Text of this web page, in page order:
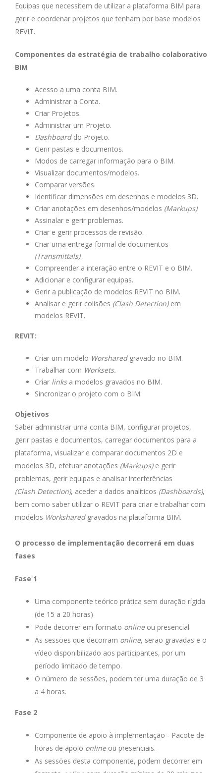
Equipas que necessitem de utilizar a plataforma BIM para
gerir e coordenar projetos que tenham por base modelos
REVIT.
Componentes da estratégia de trabalho colaborativo
BIM
Acesso a uma conta BIM.
Administrar a Conta.
Criar Projetos.
Administrar um Projeto.
Dashboarddo Projeto.
Gerir pastas e documentos.
Modos de carregar informação para o BIM.
Visualizar documentos/modelos.
Comparar versões.
Identificar dimensões em desenhos e modelos 3D.
Criar anotações em desenhos/modelos (Markups).
Assinalar e gerir problemas.
Criar e gerir processos de revisão.
Criar uma entrega formal de documentos
(Transmittals).
Compreender a interação entre o REVIT e o BIM.
Adicionar e configurar equipas.
Gerir a publicação de modelos REVIT no BIM.
Analisar e gerir colisões (Clash Detection)em
modelos REVIT.
REVIT:
Criar um modelo Worsharedgravado no BIM.
Trabalhar com Worksets.
Criar linksa modelos gravados no BIM.
Sincronizar o projeto com o BIM.
Objetivos
Saber administrar uma conta BIM, configurar projetos,
gerir pastas e documentos, carregar documentos para a
plataforma, visualizar e comparar documentos 2D e
modelos 3D, efetuar anotações (Markups)e gerir
problemas, gerir equipas e analisar interferências
(Clash Detection), aceder a dados analíticos (Dashboards),
bem como saber utilizar o REVIT para criar e trabalhar com
modelos Worksharedgravados na plataforma BIM.
O processo de implementação decorrerá em duas
fases
Fase 1
Uma componente teórico prática sem duração rígida
(de 15 a 20 horas)
Pode decorrer em formato onlineou presencial
As sessões que decorram online, serão gravadas e o
vídeo disponibilizado aos participantes, por um
período limitado de tempo.
O número de sessões, podem ter uma duração de 3
a 4 horas.
Fase 2
Componente de apoio à implementação - Pacote de
horas de apoio onlineou presenciais.
As sessões desta componente, podem decorrer em